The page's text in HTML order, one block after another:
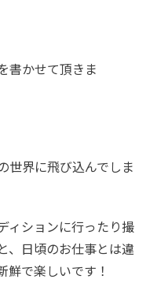
書かせて頂きま
世界に飛び込んでしま
ィションに行ったり撮
、日頃のお仕事とは違
鮮で楽しいです！